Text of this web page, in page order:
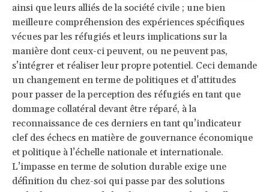
ainsi que leurs alliés de la société civile ; une bien
meilleure compréhension des expériences spécifiques
vécues par les réfugiés et leurs implications sur la
manière dont ceux-ci peuvent, ou ne peuvent pas,
s’intégrer et réaliser leur propre potentiel. Ceci demande
un changement en terme de politiques et d’attitudes
pour passer de la perception des réfugiés en tant que
dommage collatéral devant être réparé, à la
reconnaissance de ces derniers en tant qu’indicateur
clef des échecs en matière de gouvernance économique
et politique à l’échelle nationale et internationale.
L’impasse en terme de solution durable exige une
définition du chez-soi qui passe par des solutions